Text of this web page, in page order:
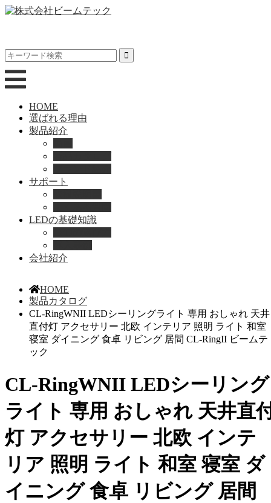
HOME
選ばれる理由
製品紹介
サポート
LEDの基礎知識
会社紹介
HOME
製品カタログ
CL-RingWNII LEDシーリングライト 専用 おしゃれ 天井
直付灯 アクセサリー 北欧 インテリア 照明 ライト 和室
寝室 ダイニング 食卓 リビング 居間 CL-RingII ビームテ
ック
CL-RingWNII LEDシーリング
ライト 専用 おしゃれ 天井直
灯 アクセサリー 北欧 インテ
リア 照明 ライト 和室 寝室 ダ
イニング 食卓 リビング 居間